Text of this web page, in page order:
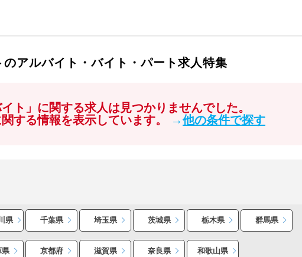
アルバイト・バイト・パート求人特集
ト」に関する求人は見つかりませんでした。
する情報を表示しています。
→他の条件で探す
県 千葉県 埼玉県 茨城県 栃木県 群馬県
県 京都府 滋賀県 奈良県 和歌山県